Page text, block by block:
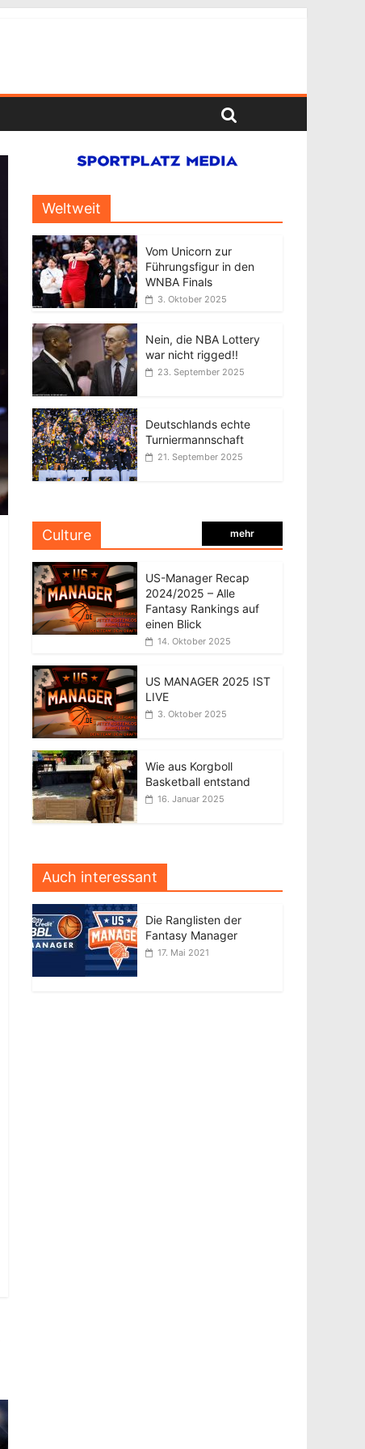
Weltweit
Vom Unicorn zur
Führungsfigur in den
WNBA Finals
3. Oktober 2025
Nein, die NBA Lottery
war nicht rigged!!
23. September 2025
Deutschlands echte
Turniermannschaft
21. September 2025
Culture mehr
US-Manager Recap
2024/2025 – Alle
Fantasy Rankings auf
einen Blick
14. Oktober 2025
US MANAGER 2025 IST
LIVE
3. Oktober 2025
Wie aus Korgboll
Basketball entstand
16. Januar 2025
Auch interessant
Die Ranglisten der
Fantasy Manager
17. Mai 2021